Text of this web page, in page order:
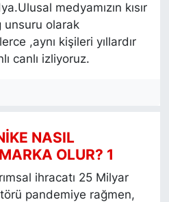
medyamızın kısır
unsuru olarak
,aynı kişileri yıllardır
canlı izliyoruz.
NASIL
OLUR? 1
ihracatı 25 Milyar
pandemiye rağmen,